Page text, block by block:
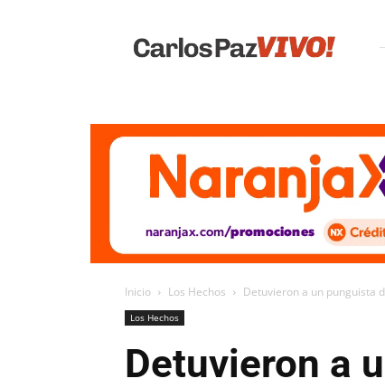
Vivo
Inicio Los Hechos Detuvieron a un punguista
Los Hechos
Detuvieron a